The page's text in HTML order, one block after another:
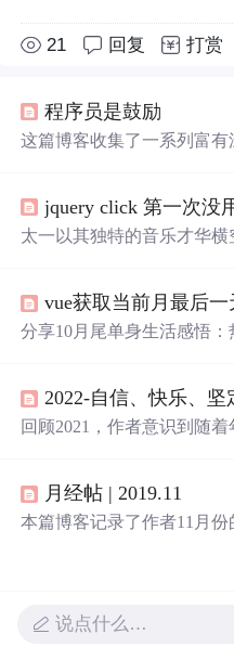
21 回复 打赏
程序员是鼓励
这篇博客收集了一系列富
持、热爱和希望的主题，鼓
持理智面对挑战，并在彼
太一以其独特的音乐才华横
通过歌词传达了成长的挣扎
分享10月尾单身生活感悟
2022-自信、快乐、坚
回顾2021，作者意识到随
与过去告别，理解爱情的本
自信并坚定，设定了学习、
月经帖 | 2019.11
本篇博客记录了作者11月
刻感悟。
说点什么…